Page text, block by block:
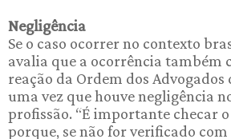
Negligência
Se o caso ocorrer no contexto
avalia que a ocorrência também
reação da Ordem dos Advogados
uma vez que houve negligência
profissão. “É importante checar
porque, se não for verificado